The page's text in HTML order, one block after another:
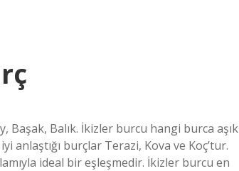
Balık. İkizler burcu hangi burca aşık
burçlar Terazi, Kova ve Koç’tur.
ideal bir eşleşmedir. İkizler burcu en